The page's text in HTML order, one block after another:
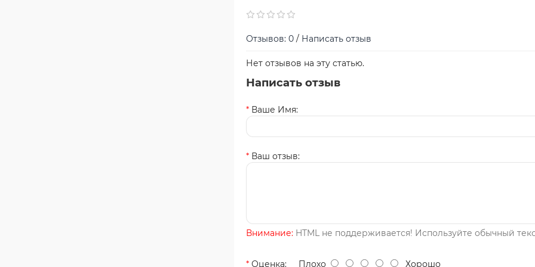
Отзывов: 0 / Написать отзыв
Нет отзывов на эту статью.
Написать отзыв
Ваше Имя:
Ваш отзыв:
Внимание: HTML не поддерживается! Используйте обычный
Оценка: Плохо Хорошо